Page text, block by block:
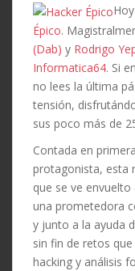
Épico.
(Dab) y Rodrigo
Informatica64. Si
no lees la última
tensión,
sus poco más de
Contada en
protagonista, esta
que se ve
una prometedora
y junto a la ayuda
sin fin de retos
hacking y análisis